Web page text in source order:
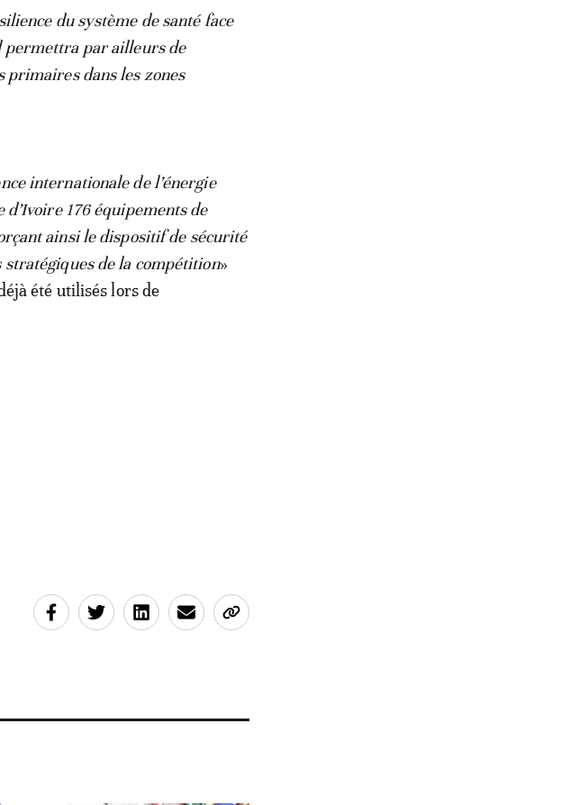
du système de santé face
permettra par ailleurs de
primaires dans les zones
internationale de l’énergie
176 équipements de
ainsi le dispositif de sécurité
de la compétition»
été utilisés lors de